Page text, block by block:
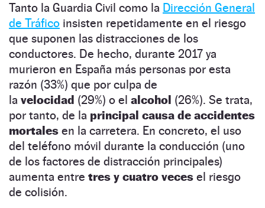
Tanto la Guardia Civil como la Dirección General
de Tráfico insisten repetidamente en el riesgo
que suponen las distracciones de los
conductores. De hecho, durante 2017 ya
murieron en España más personas por esta
razón (33%) que por culpa de
la velocidad (29%) o el alcohol (26%). Se trata,
por tanto, de la principal causa de accidentes
mortales en la carretera. En concreto, el uso
del teléfono móvil durante la conducción (uno
de los factores de distracción principales)
aumenta entre tres y cuatro veces el riesgo
de colisión.